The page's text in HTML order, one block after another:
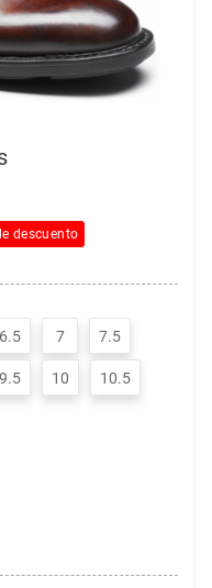
descuento
6.5 7 7.5
9.5 10 10.5